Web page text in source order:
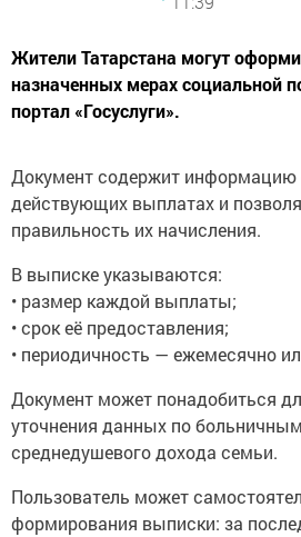
Жители Татарстана могут
назначенных мерах социальной
портал «Госуслуги».
Документ содержит информацию
действующих выплатах и
правильность их начисления.
В выписке указываются:
• размер каждой выплаты;
• срок её предоставления;
• периодичность — ежемесячно
Документ может понадобиться
уточнения данных по
среднедушевого дохода семьи.
Пользователь может
формирования выписки: за